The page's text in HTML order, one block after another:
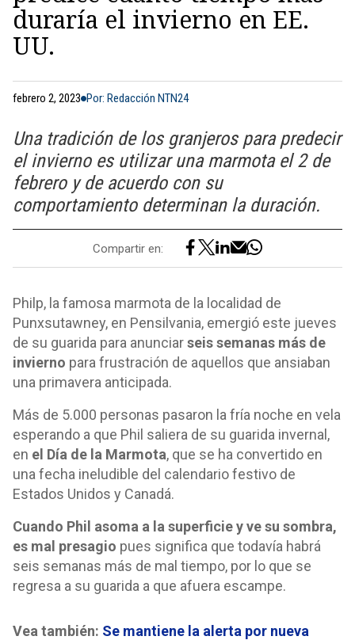
duraría el invierno en EE.
UU.
febrero 2, 2023 Por: Redacción NTN24
Una tradición de los granjeros para predecir
el invierno es utilizar una marmota el 2 de
febrero y de acuerdo con su
comportamiento determinan la duración.
Compartir en:
Philp, la famosa marmota de la localidad de
Punxsutawney, en Pensilvania, emergió este jueves
de su guarida para anunciarseis semanas más de
invierno para frustración de aquellos que ansiaban
una primavera anticipada.
Más de 5.000 personas pasaron la fría noche en vela
esperando a que Phil saliera de su guarida invernal,
en el Día de la Marmota, que se ha convertido en
una fecha ineludible del calendario festivo de
Estados Unidos y Canadá.
Cuando Phil asoma a la superficie y ve su sombra,
es mal presagio pues significa que todavía habrá
seis semanas más de mal tiempo, por lo que se
regresa a su guarida a que afuera escampe.
Vea también: Se mantiene la alerta por nueva